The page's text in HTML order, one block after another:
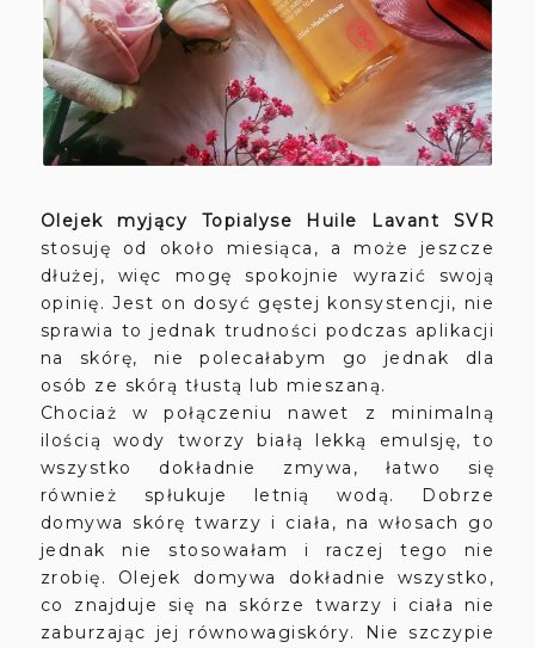
Olejek myjący Topialyse Huile Lavant SVR
stosuję od około miesiąca, a może jeszcze
dłużej, więc mogę spokojnie wyrazić swoją
opinię. Jest on dosyć gęstej konsystencji, nie
sprawia to jednak trudności podczas aplikacji
na skórę, nie polecałabym go jednak dla
osób ze skórą tłustą lub mieszaną.
Chociaż w połączeniu nawet z minimalną
ilością wody tworzy białą lekką emulsję, to
wszystko dokładnie zmywa, łatwo się
również spłukuje letnią wodą. Dobrze
domywa skórę twarzy i ciała, na włosach go
jednak nie stosowałam i raczej tego nie
zrobię. Olejek domywa dokładnie wszystko,
co znajduje się na skórze twarzy i ciała nie
zaburzając jej równowagiskóry. Nie szczypie